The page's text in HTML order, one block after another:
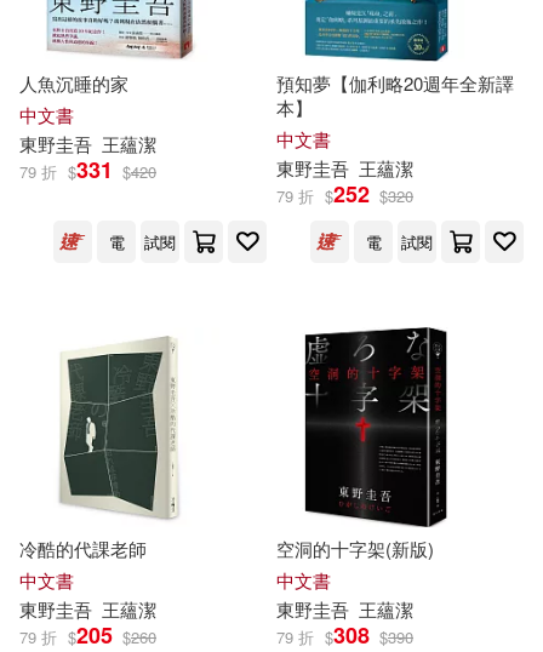
人魚沉睡的家
中文書
東野圭吾 王蘊潔
79 折 $331 $420
電 試閱
預知夢【伽利略20週年全新譯
本】
中文書
東野圭吾 王蘊潔
79 折 $252 $320
電
試閱
冷酷的代課老師
中文書
東野圭吾 王蘊潔
79 折 $205 $260
空洞的十字架(新版)
中文書
東野圭吾 王蘊潔
79 折 $308 $390